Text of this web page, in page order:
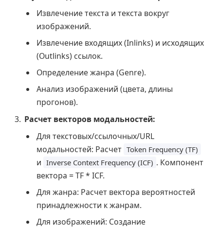
Извлечение текста и текста вокруг
изображений.
Извлечение входящих (Inlinks) и исходящих
(Outlinks) ссылок.
Определение жанра (Genre).
Анализ изображений (цвета, длины
прогонов).
Расчет векторов модальностей:
Для текстовых/ссылочных/URL
модальностей: Расчет Token Frequency (TF)
и Inverse Context Frequency (ICF) . Компонент
вектора = TF * ICF.
Для жанра: Расчет вектора вероятностей
принадлежности к жанрам.
Для изображений: Создание